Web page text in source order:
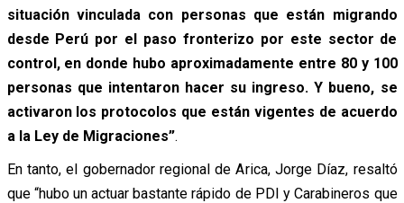
situación vinculada con personas que están migrando
desde Perú por el paso fronterizo por este sector de
control, en donde hubo aproximadamente entre 80 y 100
personas que intentaron hacer su ingreso. Y bueno, se
activaron los protocolos que están vigentes de acuerdo
a la Ley de Migraciones”.
En tanto, el gobernador regional de Arica, Jorge Díaz, resaltó
que “hubo un actuar bastante rápido de PDI y Carabineros que